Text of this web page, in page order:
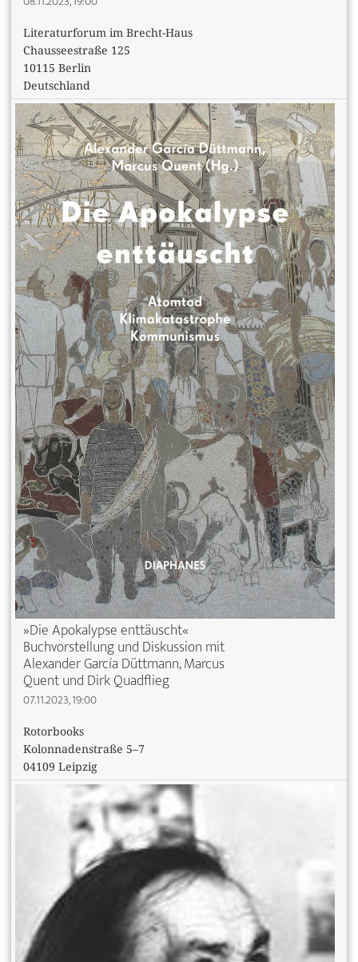
Literaturforum im Brecht-Haus
Chausseestraße 125
10115 Berlin
Deutschland
»Die Apokalypse enttäuscht«
Buchvorstellung und Diskussion mit
Alexander García Düttmann, Marcus
Quent und Dirk Quadflieg
07.11.2023, 19:00
Rotorbooks
Kolonnadenstraße 5–7
04109 Leipzig